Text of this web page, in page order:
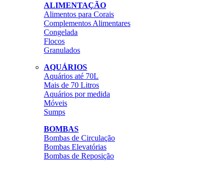
ALIMENTAÇÃO
Alimentos para Corais
Complementos Alimentares
Congelada
Flocos
Granulados
AQUÁRIOS
Aquários até 70L
Mais de 70 Litros
Aquários por medida
Móveis
Sumps
BOMBAS
Bombas de Circulação
Bombas Elevatórias
Bombas de Reposição